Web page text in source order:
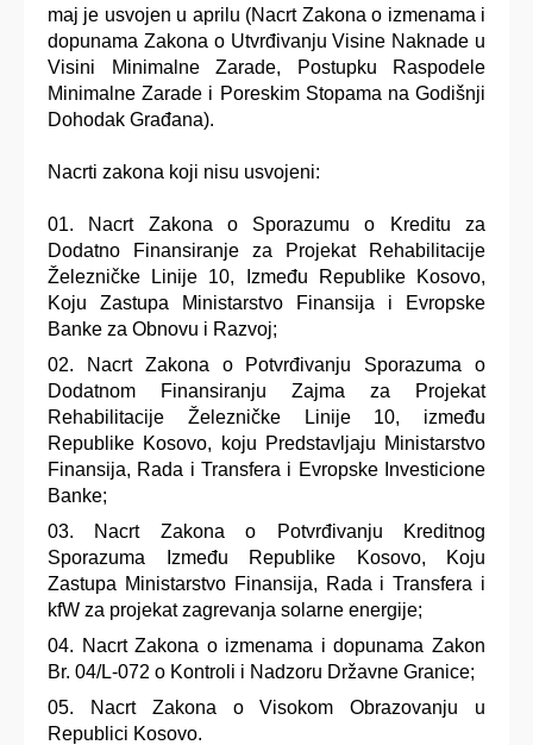
maj je usvojen u aprilu (Nacrt Zakona o izmenama i
dopunama Zakona o Utvrđivanju Visine Naknade u
Visini Minimalne Zarade, Postupku Raspodele
Minimalne Zarade i Poreskim Stopama na Godišnji
Dohodak Građana).
Nacrti zakona koji nisu usvojeni:
Nacrt Zakona o Sporazumu o Kreditu za
Dodatno Finansiranje za Projekat Rehabilitacije
Železničke Linije 10, Između Republike Kosovo,
Koju Zastupa Ministarstvo Finansija i Evropske
Banke za Obnovu i Razvoj;
Nacrt Zakona o Potvrđivanju Sporazuma o
Dodatnom Finansiranju Zajma za Projekat
Rehabilitacije Železničke Linije 10, između
Republike Kosovo, koju Predstavljaju Ministarstvo
Finansija, Rada i Transfera i Evropske Investicione
Banke;
Nacrt Zakona o Potvrđivanju Kreditnog
Sporazuma Između Republike Kosovo, Koju
Zastupa Ministarstvo Finansija, Rada i Transfera i
kfW za projekat zagrevanja solarne energije;
Nacrt Zakona o izmenama i dopunama Zakon
Br. 04/L-072 o Kontroli i Nadzoru Državne Granice;
Nacrt Zakona o Visokom Obrazovanju u
Republici Kosovo.